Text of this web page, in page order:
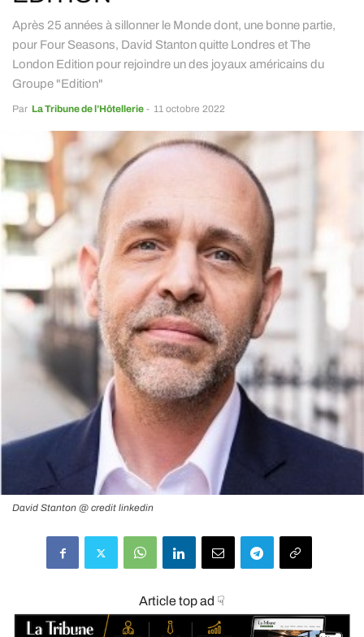
Après 25 années à sillonner le Monde dont, une bonne partie,
pour Four Seasons, David Stanton quitte Londres et The
London Edition pour rejoindre un des joyaux américains du
Groupe "Edition"
Par La Tribune de l’Hôtellerie - 11 octobre 2022
David Stanton @ credit linkedin
Article top ad ☟